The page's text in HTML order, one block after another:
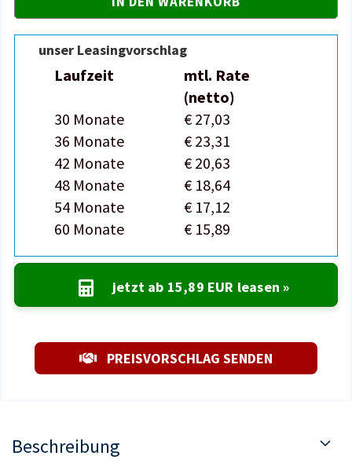
unser Leasingvorschlag
Laufzeit
mtl. Rate
(netto)
30 Monate
€ 27,03
36 Monate
€ 23,31
42 Monate
€ 20,63
48 Monate
€ 18,64
54 Monate
€ 17,12
60 Monate
€ 15,89
jetzt ab 15,89 EUR leasen »
PREISVORSCHLAG SENDEN
Beschreibung